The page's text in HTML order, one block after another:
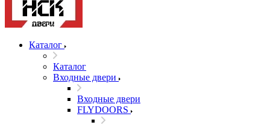
Каталог
Каталог
Входные двери
Входные двери
FLYDOORS